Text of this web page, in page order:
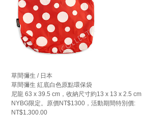
草間彌生 / 日本
草間彌生 紅底白色原點環保袋
尼龍 63 x 39.5 cm，收納尺寸約13 x 13 x 2.5 cm
NYBG限定。原價NT$1300，活動期間特別價:
NT$1,300.00